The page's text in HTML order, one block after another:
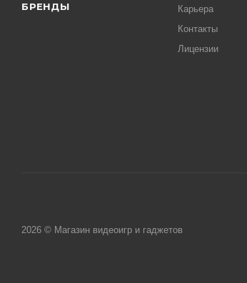
БРЕНДЫ
Карьера
Контакты
Лицензии
2026 © Магазин видеоигр и гаджетов